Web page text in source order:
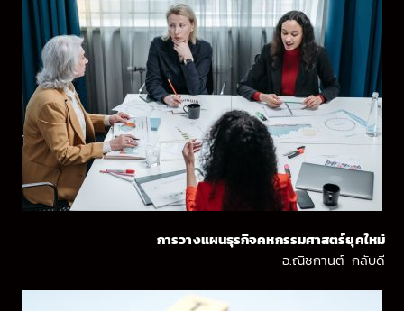
การวางแผนธุรกิจคหกรรมศาสตร์ยุคใหม่
อ.ณิชกานต์ กลับดี